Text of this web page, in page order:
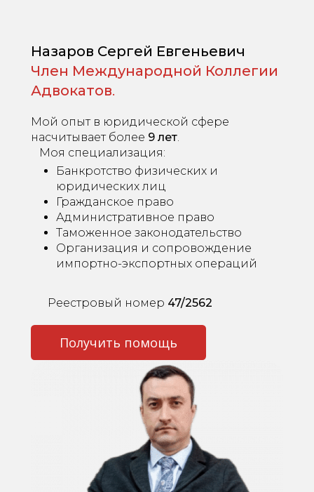
Назаров Сергей Евгеньевич
Член Международной Коллегии
Адвокатов.
Мой опыт в юридической сфере
насчитывает более 9 лет.
Моя специализация:
Банкротство физических и
юридических лиц
Гражданское право
Административное право
Таможенное законодательство
Организация и сопровождение
импортно-экспортных операций
Реестровый номер 47/2562
Получить помощь